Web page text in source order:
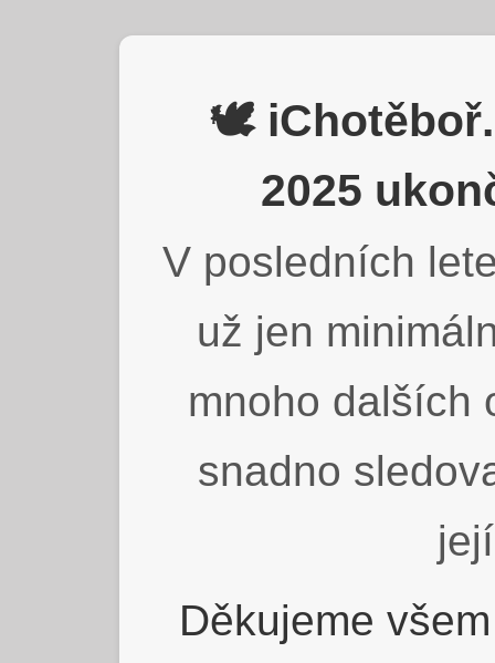
🕊️
2025
V posledních
už jen
mnoho dalších
snadno
Děkujeme